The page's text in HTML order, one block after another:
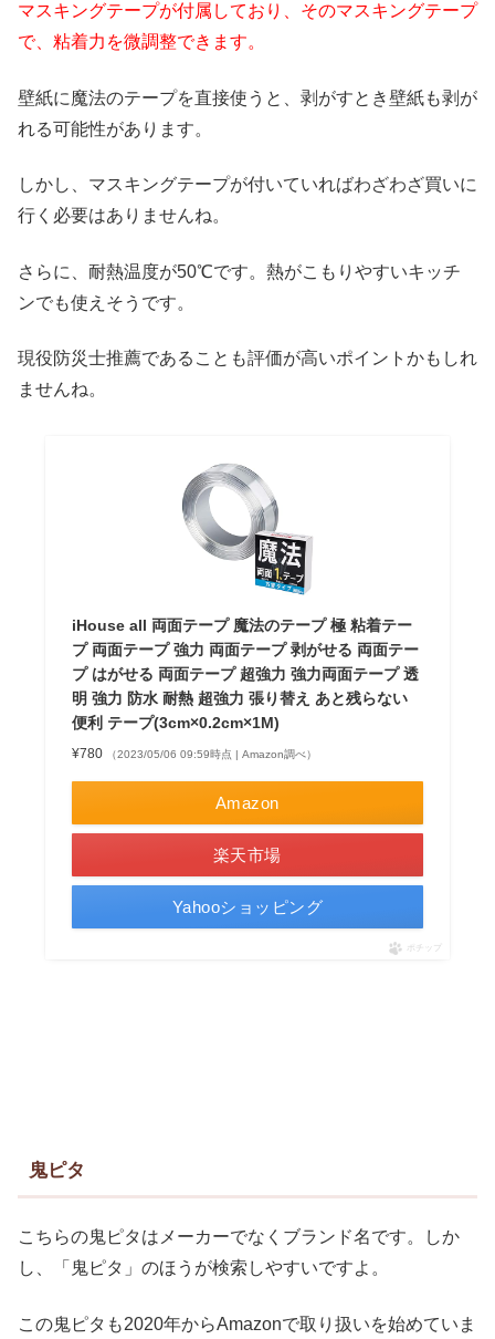
マスキングテープが付属しており、そのマスキングテープ
で、粘着力を微調整できます。
壁紙に魔法のテープを直接使うと、剥がすとき壁紙も剥が
れる可能性があります。
しかし、マスキングテープが付いていればわざわざ買いに
行く必要はありませんね。
さらに、耐熱温度が50℃です。熱がこもりやすいキッチ
ンでも使えそうです。
現役防災士推薦であることも評価が高いポイントかもしれ
ませんね。
iHouse all 両面テープ 魔法のテープ 極 粘着テー
プ 両面テープ 強力 両面テープ 剥がせる 両面テー
プ はがせる 両面テープ 超強力 強力両面テープ 透
明 強力 防水 耐熱 超強力 張り替え あと残らない
便利 テープ(3cm×0.2cm×1M)
¥780 （2023/05/06 09:59時点 | Amazon調べ）
Amazon
楽天市場
Yahooショッピング
ポチップ
鬼ピタ
こちらの鬼ピタはメーカーでなくブランド名です。しか
し、「鬼ピタ」のほうが検索しやすいですよ。
この鬼ピタも2020年からAmazonで取り扱いを始めていま